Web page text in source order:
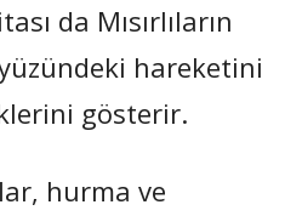
da Mısırlıların
hareketini
gösterir.
hurma ve